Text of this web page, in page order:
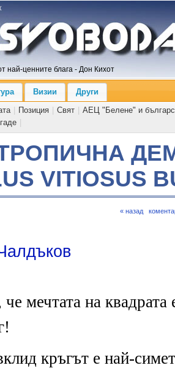
най-ценните блага - Дон Кихот
Визии
Други
Позиция Свят
АЕЦ "Белене" и
VITIOSUS
« назад
мечтата на квадрата
кръгът е най-